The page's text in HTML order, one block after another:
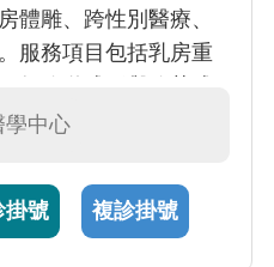
體雕、跨性別醫療、
服務項目包括乳房重
整，以及陰莖增大與
活品質。
學中心
掛號 複診掛號